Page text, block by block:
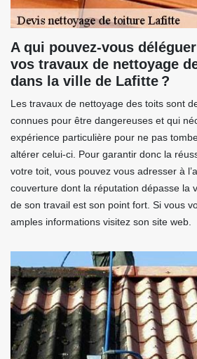
A qui pouvez-vous
vos travaux de nettoyage
dans la ville de Lafitte ?
Les travaux de nettoyage des toits sont
connues pour être dangereuses et qui
expérience particulière pour ne pas
altérer celui-ci. Pour garantir donc la
votre toit, vous pouvez vous adresser à
couverture dont la réputation dépasse la
de son travail est son point fort. Si vous
amples informations visitez son site web.